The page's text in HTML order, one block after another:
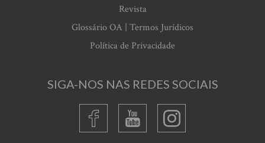
Revista
Glossário OA | Termos Jurídicos
Política de Privacidade
SIGA-NOS NAS REDES SOCIAIS